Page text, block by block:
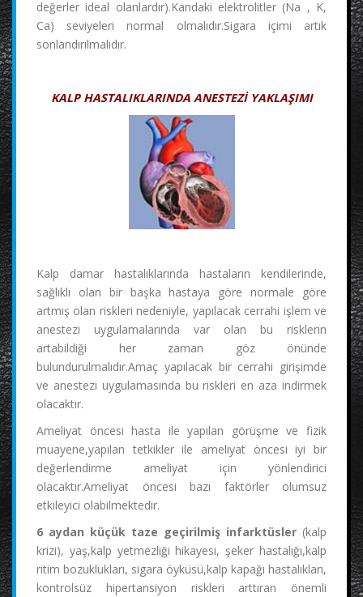
değerler ideal olanlardır).Kandaki elektrolitler (Na , K,
Ca) seviyeleri normal olmalıdır.Sigara içimi artık
sonlandırılmalıdır.
KALP HASTALIKLARINDA ANESTEZİ YAKLAŞIMI
Kalp damar hastalıklarında hastaların kendilerinde,
sağlıklı olan bir başka hastaya göre normale göre
artmış olan riskleri nedeniyle, yapılacak cerrahi işlem ve
anestezi uygulamalarında var olan bu risklerin
artabildiği her zaman göz önünde
bulundurulmalıdır.Amaç yapılacak bir cerrahi girişimde
ve anestezi uygulamasında bu riskleri en aza indirmek
olacaktır.
Ameliyat öncesi hasta ile yapılan görüşme ve fizik
muayene,yapılan tetkikler ile ameliyat öncesi iyi bir
değerlendirme ameliyat için yönlendirici
olacaktır.Ameliyat öncesi bazı faktörler olumsuz
etkileyici olabilmektedir.
6 aydan küçük taze geçirilmiş infarktüsler (kalp
krizi), yaş,kalp yetmezliği hikayesi, şeker hastalığı,kalp
ritim bozuklukları, sigara öyküsü,kalp kapağı hastalıkları,
kontrolsüz hipertansiyon riskleri arttıran önemli